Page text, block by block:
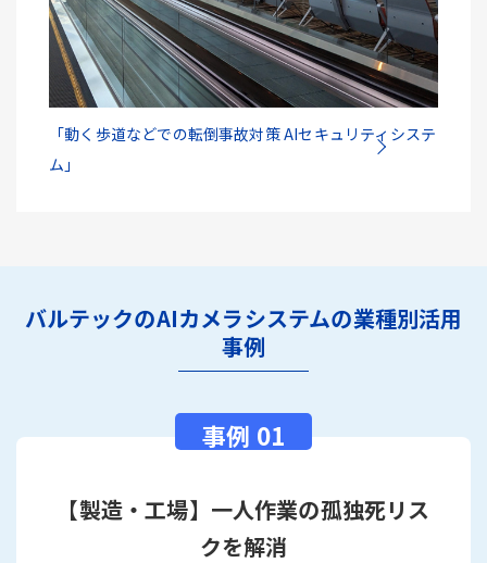
「動く歩道などでの転倒事故対策 AIセキュリティシステ
ム」
バルテックのAIカメラシステムの業種別活用
事例
【製造・工場】一人作業の孤独死リス
クを解消